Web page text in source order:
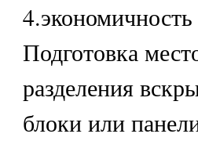
4.экономичность
Подготовка
разделения
блоки или